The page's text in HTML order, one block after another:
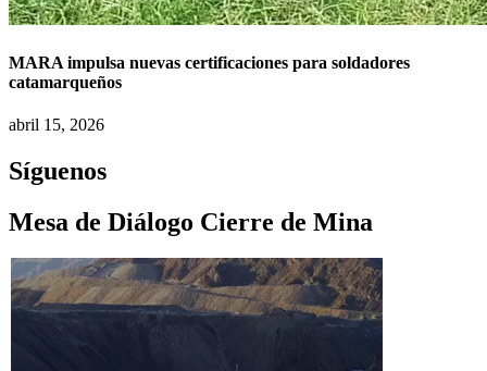
MARA impulsa nuevas certificaciones para soldadores
catamarqueños
abril 15, 2026
Síguenos
Mesa de Diálogo Cierre de Mina